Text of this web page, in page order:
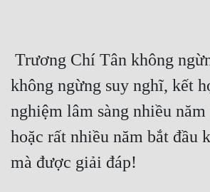
Ngự Thú
Truyện Nam
Truyện Nữ
Vô Địch Lưu
Xây Dựng Thế Lực
không ngừng suy nghĩ, kết
nghiệm lâm sàng nhiều
hoặc rất nhiều năm bắt đầu
mà được giải đáp!